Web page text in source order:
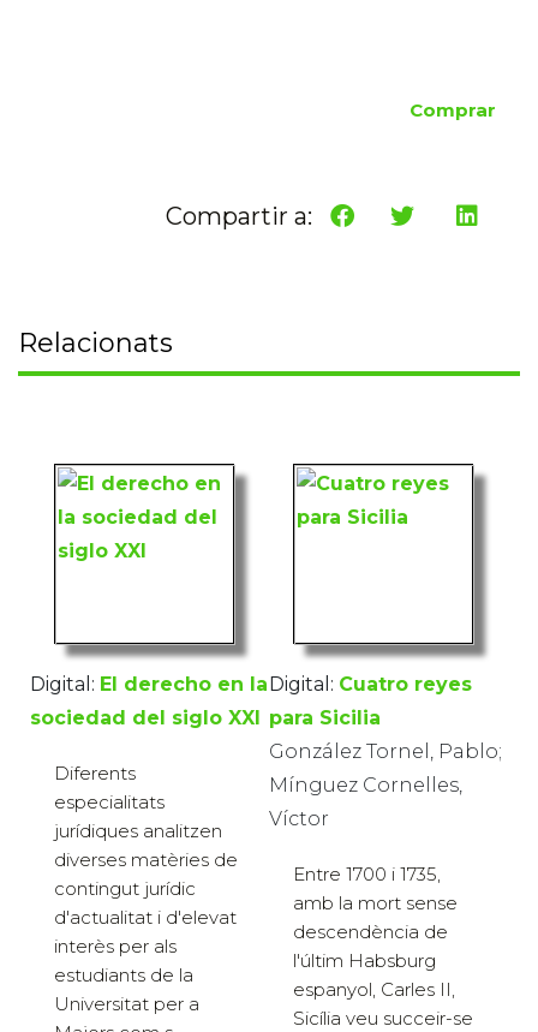
Comprar
Compartir a:
Relacionats
Digital: El derecho en la
sociedad del siglo XXI
Diferents
especialitats
jurídiques analitzen
diverses matèries de
contingut jurídic
d'actualitat i d'elevat
interès per als
estudiants de la
Universitat per a
Digital: Cuatro reyes
para Sicilia
González Tornel, Pablo;
Mínguez Cornelles,
Víctor
Entre 1700 i 1735,
amb la mort sense
descendència de
l'últim Habsburg
espanyol, Carles II,
Sicília veu succeir-se